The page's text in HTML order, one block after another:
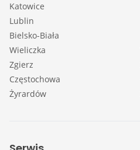
Katowice
Lublin
Bielsko-Biała
Wieliczka
Zgierz
Częstochowa
Żyrardów